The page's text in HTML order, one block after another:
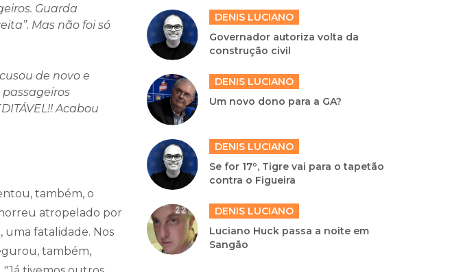
Guarda
Mas não foi só
de novo e
Acabou
também, o
atropelado por
uma fatalidade. Nos
também,
DENIS LUCIANO
Governador autoriza volta da
construção civil
DENIS LUCIANO
Um novo dono para a GA?
DENIS LUCIANO
Se for 17º, Tigre vai para o tapetão
contra o Figueira
DENIS LUCIANO
Luciano Huck passa a noite em
Sangão